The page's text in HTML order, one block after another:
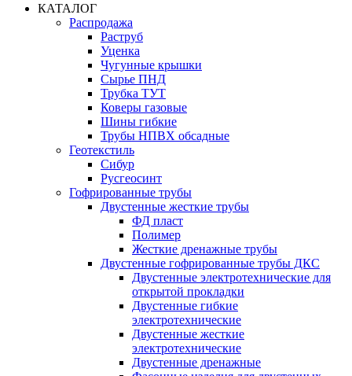
КАТАЛОГ
Распродажа
Раструб
Уценка
Чугунные крышки
Сырье ПНД
Трубка ТУТ
Коверы газовые
Шины гибкие
Трубы НПВХ обсадные
Геотекстиль
Сибур
Русгеосинт
Гофрированные трубы
Двустенные жесткие трубы
ФД пласт
Полимер
Жесткие дренажные трубы
Двустенные гофрированные трубы ДКС
Двустенные электротехнические для
открытой прокладки
Двустенные гибкие
электротехнические
Двустенные жесткие
электротехнические
Двустенные дренажные